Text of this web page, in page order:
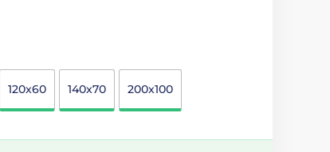
120x60 140x70 200x100